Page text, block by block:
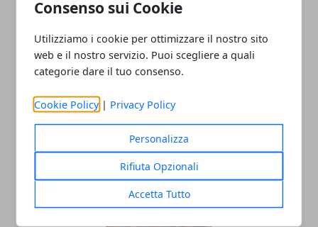
Consenso sui Cookie
Utilizziamo i cookie per ottimizzare il nostro sito
web e il nostro servizio. Puoi scegliere a quali
categorie dare il tuo consenso.
Cookie Policy | Privacy Policy
Personalizza
Rifiuta Opzionali
Accetta Tutto
Nuova Coppa Davis, come funziona e
quali sono le differenze con l’ATP Cup